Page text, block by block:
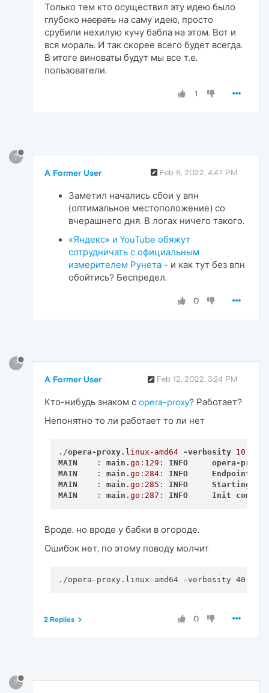
Только тем кто осуществил эту идею было
глубоко насрать на саму идею, просто
срубили нехилую кучу бабла на этом. Вот и
вся мораль. И так скорее всего будет всегда.
В итоге виноваты будут мы все т.е.
пользователи.
1
?
A Former User Feb 8, 2022, 4:47 PM
Заметил начались сбои у впн
(оптимальное местоположение) со
вчерашнего дня. В логах ничего такого.
«Яндекс» и YouTube обяжут
сотрудничать с официальным
измерителем Рунета - и как тут без впн
обойтись? Беспредел.
0
?
A Former User Feb 12, 2022, 3:24 PM
Кто-нибудь знаком с opera-proxy? Работает?
Непонятно то ли работает то ли нет
./opera-proxy.linux-amd64 -verbosity
10
MAIN
    :
main .go : 129 : INFO
opera-proxy
MAIN
    :
main .go : 284: INFO Endpoint
MAIN
    :
main .go : 285 : INFO Starting
MAIN
    :
main .go : 287 : INFO Init
Вроде, но вроде у бабки в огороде.
Ошибок нет, по этому поводу молчит
0
2 Replies
?